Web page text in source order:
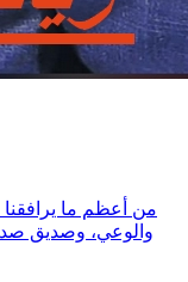
من أعظم ما يرافقنا
والوعي، وصديق